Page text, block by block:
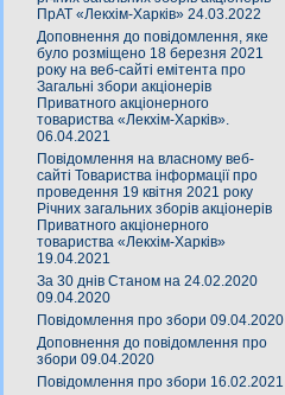
ПрАТ «Лекхім-Харків» 24.03.2022
Доповнення до повідомлення, яке
було розміщено 18 березня 2021
року на веб-сайті емітента про
Загальні збори акціонерів
Приватного акціонерного
товариства «Лекхім-Харків».
06.04.2021
Повідомлення на власному веб-
сайті Товариства інформації про
проведення 19 квітня 2021 року
Річних загальних зборів акціонерів
Приватного акціонерного
товариства «Лекхім-Харків»
19.04.2021
За 30 днів Станом на 24.02.2020
09.04.2020
Повідомлення про збори 09.04.2020
Доповнення до повідомлення про
збори 09.04.2020
Повідомлення про збори 16.02.2021